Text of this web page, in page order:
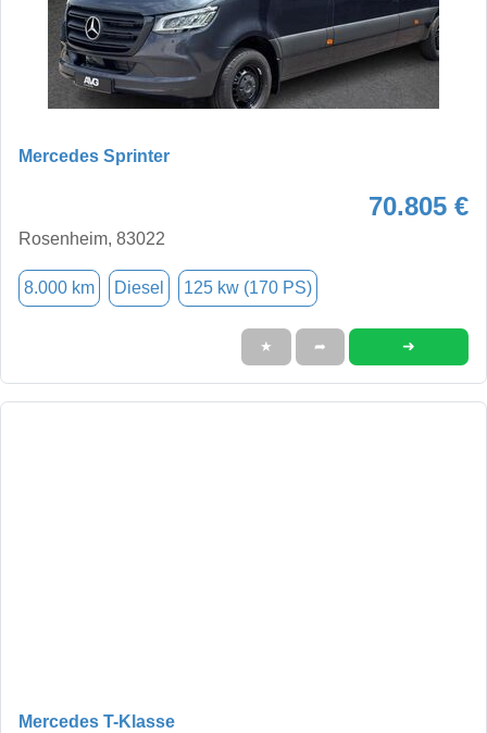
Mercedes Sprinter
70.805 €
Rosenheim, 83022
8.000 km Diesel 125 kw (170 PS)
★ ➦ ➜
Mercedes T-Klasse